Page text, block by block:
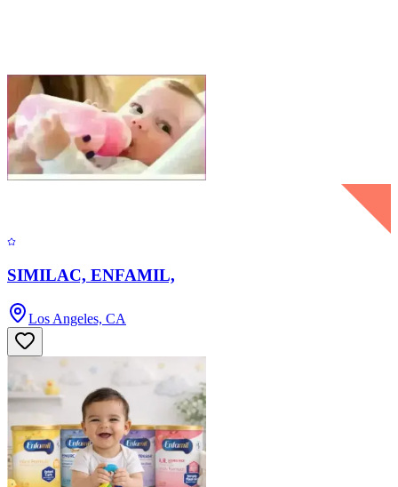
SIMILAC, ENFAMIL,
Los Angeles, CA